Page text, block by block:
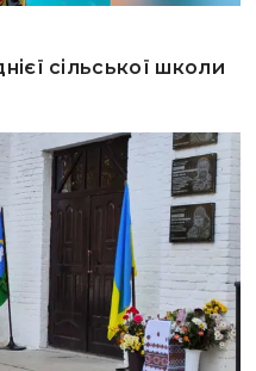
сільської школи